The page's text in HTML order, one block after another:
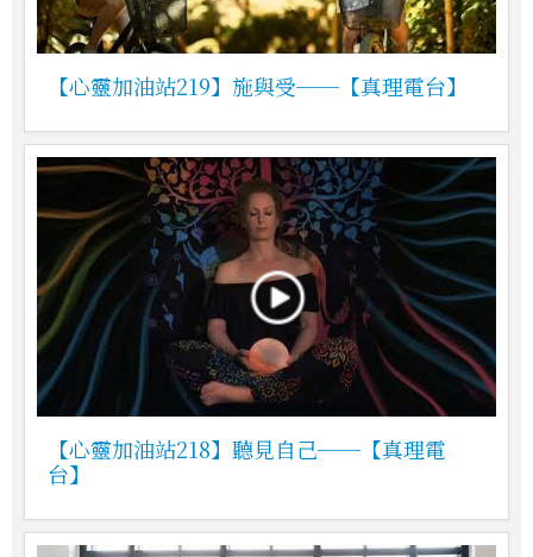
【心靈加油站219】施與受──【真理電台】
【心靈加油站218】聽見自己──【真理電
台】